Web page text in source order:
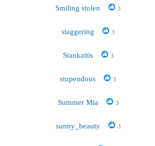
Smiling stolen 3
staggering 3
Stankaitis 3
stupendous 3
Summer Mia 3
sunny_beauty 3